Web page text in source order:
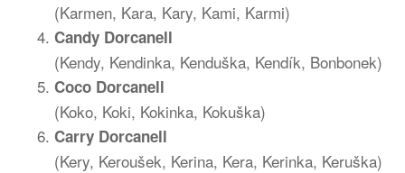
(Karmen, Kara, Kary, Kami, Karmi)
Candy Dorcanell
(Kendy, Kendinka, Kenduška, Kendík, Bonbonek)
Coco Dorcanell
(Koko, Koki, Kokinka, Kokuška)
Carry Dorcanell
(Kery, Keroušek, Kerina, Kera, Kerinka, Keruška)